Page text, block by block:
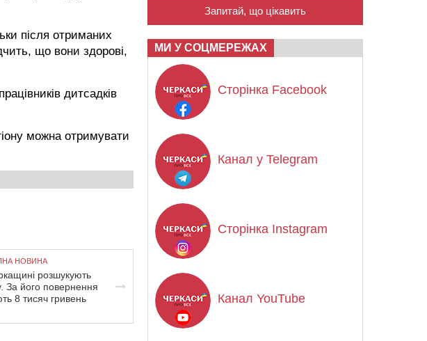
після отриманих
що вони здорові,
дитсадків
можна отримувати
НОВИНА
розшукують
За його повернення
8 тисяч гривень
Запитай, що цікавить
МИ У СОЦМЕРЕЖАХ
Сторінка Facebook
Канал у Telegram
Сторінка Instagram
Канал YouTube